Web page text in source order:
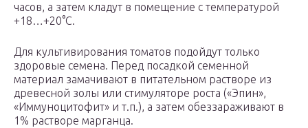
часов, а затем кладут в помещение с температурой
+18…+20°C.
Для культивирования томатов подойдут только
здоровые семена. Перед посадкой семенной
материал замачивают в питательном растворе из
древесной золы или стимуляторе роста («Эпин»,
«Иммуноцитофит» и т.п.), а затем обеззараживают в
1% растворе марганца.